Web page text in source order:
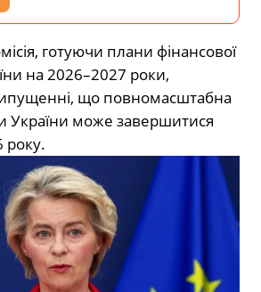
готуючи плани фінансової
на 2026–2027 роки,
що повномасштабна
України може завершитися
року.